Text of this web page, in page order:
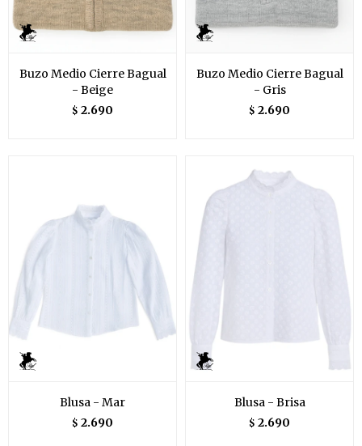
Buzo Medio Cierre Bagual
- Beige
$ 2.690
Buzo Medio Cierre Bagual
- Gris
$ 2.690
Blusa - Mar
$ 2.690
Blusa - Brisa
$ 2.690